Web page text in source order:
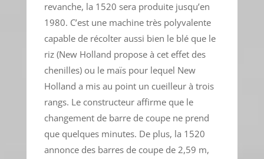
revanche, la 1520 sera produite jusqu’en
1980. C’est une machine très polyvalente
capable de récolter aussi bien le blé que le
riz (New Holland propose à cet effet des
chenilles) ou le maïs pour lequel New
Holland a mis au point un cueilleur à trois
rangs. Le constructeur affirme que le
changement de barre de coupe ne prend
que quelques minutes. De plus, la 1520
annonce des barres de coupe de 2,59 m,